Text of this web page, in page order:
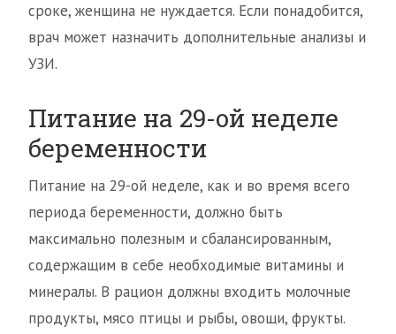
сроке, женщина не нуждается. Если понадобится,
врач может назначить дополнительные анализы и
УЗИ.
Питание на 29-ой неделе
беременности
Питание на 29-ой неделе, как и во время всего
периода беременности, должно быть
максимально полезным и сбалансированным,
содержащим в себе необходимые витамины и
минералы. В рацион должны входить молочные
продукты, мясо птицы и рыбы, овощи, фрукты.